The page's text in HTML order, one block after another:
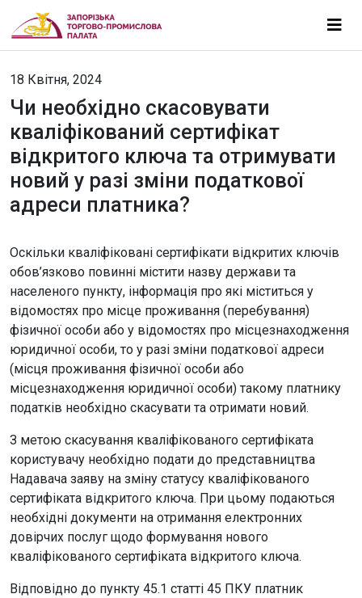
18 Квітня, 2024
Чи необхідно скасовувати
кваліфікований сертифікат
відкритого ключа та отримувати
новий у разі зміни податкової
адреси платника?
Оскільки кваліфіковані сертифікати відкритих ключів
обов’язково повинні містити назву держави та
населеного пункту, інформація про які міститься у
відомостях про місце проживання (перебування)
фізичної особи або у відомостях про місцезнаходження
юридичної особи, то у разі зміни податкової адреси
(місця проживання фізичної особи або
місцезнаходження юридичної особи) такому платнику
податків необхідно скасувати та отримати новий.
З метою скасування кваліфікованого сертифіката
користувачу необхідно подати до представництва
Надавача заяву на зміну статусу кваліфікованого
сертифіката відкритого ключа. При цьому подаються
необхідні документи на отримання електронних
довірчих послуг щодо формування нового
кваліфікованого сертифіката відкритого ключа.
Відповідно до пункту 45.1 статті 45 ПКУ платник